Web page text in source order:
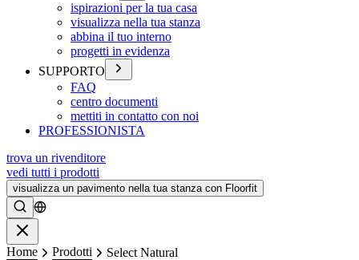
ispirazioni per la tua casa
visualizza nella tua stanza
abbina il tuo interno
progetti in evidenza
SUPPORTO
FAQ
centro documenti
mettiti in contatto con noi
PROFESSIONISTA
trova un rivenditore
vedi tutti i prodotti
visualizza un pavimento nella tua stanza con Floorfit
Ricerca
Home Prodotti Select Natural